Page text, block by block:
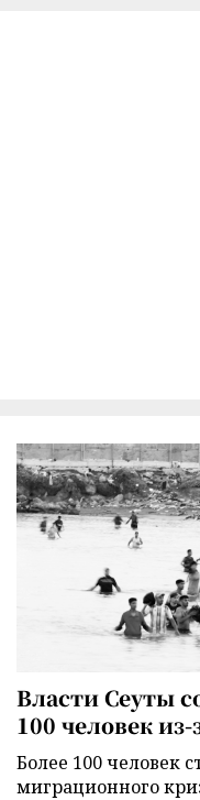
Власти Сеуты
100 человек
Более 100 человек
миграционного